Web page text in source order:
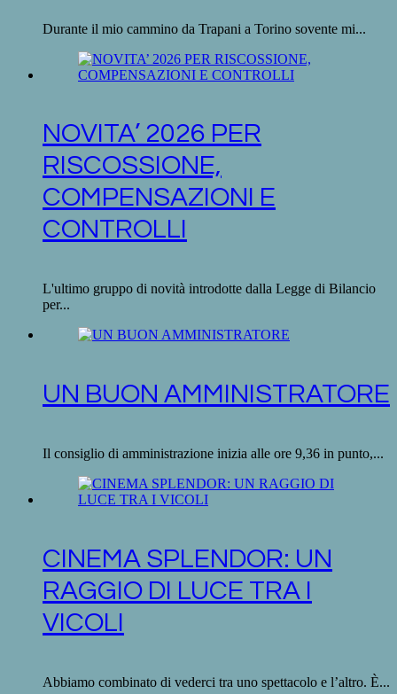
Durante il mio cammino da Trapani a Torino sovente mi...
NOVITA’ 2026 PER
RISCOSSIONE,
COMPENSAZIONI E
CONTROLLI
L'ultimo gruppo di novità introdotte dalla Legge di Bilancio
per...
UN BUON AMMINISTRATORE
Il consiglio di amministrazione inizia alle ore 9,36 in punto,...
CINEMA SPLENDOR: UN
RAGGIO DI LUCE TRA I
VICOLI
Abbiamo combinato di vederci tra uno spettacolo e l’altro. È...